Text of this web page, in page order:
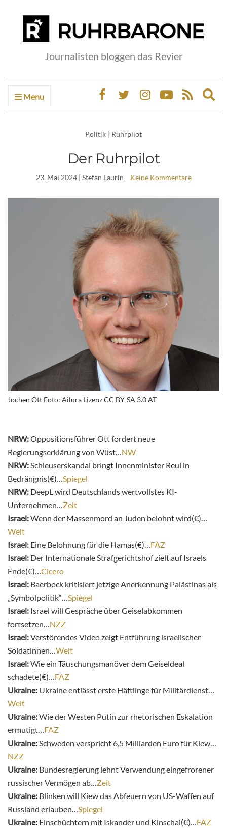
Journalisten bloggen das Revier
Menu
Politik | Ruhrpilot
Der Ruhrpilot
23. Mai 2024| Stefan Laurin Keine Kommentare
Jochen Ott Foto: Ailura Lizenz CC BY-SA 3.0 AT
NRW:Oppositionsführer Ott fordert neue
Regierungserklärung von Wüst…NW
NRW:Schleuserskandal bringt Innenminister Reul in
Bedrängnis(€)…Spiegel
NRW: DeepL wird Deutschlands wertvollstes KI-
Unternehmen…Zeit
Israel:Wenn der Massenmord an Juden belohnt wird(€)…
Welt
Israel: Eine Belohnung für die Hamas(€)…FAZ
Israel: Der Internationale Strafgerichtshof zielt auf Israels
Ende(€)…Cicero
Israel: Baerbock kritisiert jetzige Anerkennung Palästinas als
„Symbolpolitik“…Spiegel
Israel: Israel will Gespräche über Geiselabkommen
fortsetzen…NZZ
Israel:Verstörendes Video zeigt Entführung israelischer
Soldatinnen…Welt
Israel:Wie ein Täuschungsmanöver dem Geiseldeal
schadete(€)…FAZ
Ukraine: Ukraine entlässt erste Häftlinge für Militärdienst…
Welt
Ukraine:Wie der Westen Putin zur rhetorischen Eskalation
ermutigt…FAZ
Ukraine:Schweden verspricht 6,5 Milliarden Euro für Kiew…
NZZ
Ukraine: Bundesregierung lehnt Verwendung eingefrorener
russischer Vermögen ab…Zeit
Ukraine: Blinken will Kiew das Abfeuern von US-Waffen auf
Russland erlauben…Spiegel
Ukraine: Einschüchtern mit Iskander und Kinschal(€)…FAZ